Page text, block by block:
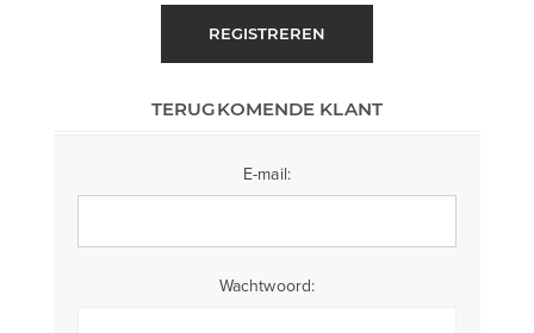
REGISTREREN
TERUGKOMENDE KLANT
E-mail:
Wachtwoord: